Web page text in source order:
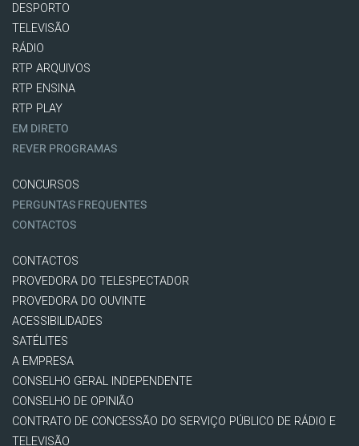
DESPORTO
TELEVISÃO
RÁDIO
RTP ARQUIVOS
RTP ENSINA
RTP PLAY
EM DIRETO
REVER PROGRAMAS
CONCURSOS
PERGUNTAS FREQUENTES
CONTACTOS
CONTACTOS
PROVEDORA DO TELESPECTADOR
PROVEDORA DO OUVINTE
ACESSIBILIDADES
SATÉLITES
A EMPRESA
CONSELHO GERAL INDEPENDENTE
CONSELHO DE OPINIÃO
CONTRATO DE CONCESSÃO DO SERVIÇO PÚBLICO DE RÁDIO E
TELEVISÃO